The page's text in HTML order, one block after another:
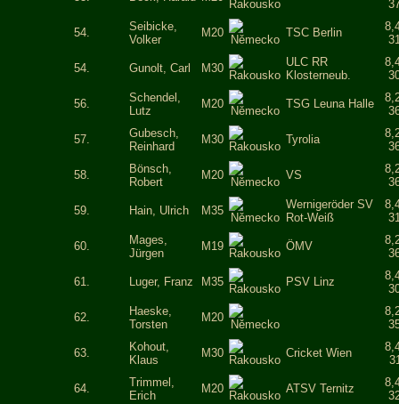
54.
Seibicke,
Volker
M20 TSC Berlin
54. Gunolt, Carl M30
ULC RR
Klosterneub.
56.
Schendel,
Lutz
M20 TSG Leuna Halle
57.
Gubesch,
Reinhard
M30 Tyrolia
58.
Bönsch,
Robert
M20 VS
59. Hain, Ulrich M35
Wernigeröder SV
Rot-Weiß
60.
Mages,
Jürgen
M19 ÖMV
61. Luger, Franz M35 PSV Linz
62.
Haeske,
Torsten
M20
63.
Kohout,
Klaus
M30 Cricket Wien
64.
Trimmel,
Erich
M20 ATSV Ternitz